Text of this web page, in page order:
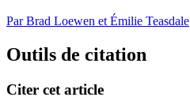
Par Brad Loewen et Émilie Teasdale
Outils de citation
Citer cet article